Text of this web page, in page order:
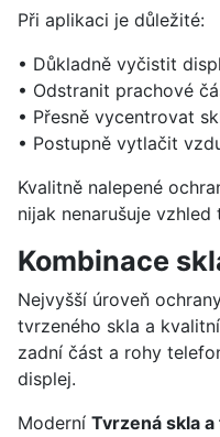
Při aplikaci je důležité:
• Důkladně vyčistit
• Odstranit prachové
• Přesně vycentrovat
• Postupně vytlačit
Kvalitně nalepené
nijak nenarušuje vzhled
Kombinace
Nejvyšší úroveň
tvrzeného skla a
zadní část a rohy
displej.
Moderní Tvrzená skla a